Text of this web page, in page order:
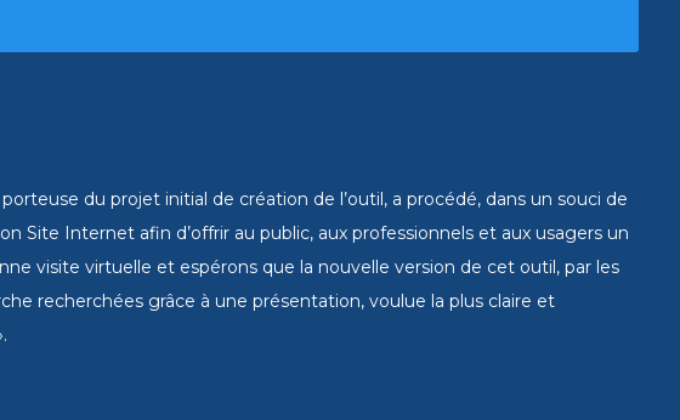
du projet initial de création de l’outil, a procédé, dans un souci de
Site Internet afin d’offrir au public, aux professionnels et aux usagers un
visite virtuelle et espérons que la nouvelle version de cet outil, par les
recherchées grâce à une présentation, voulue la plus claire et